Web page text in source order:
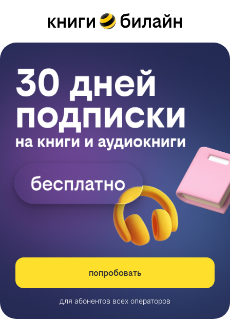
попробовать
для абонентов всех операторов